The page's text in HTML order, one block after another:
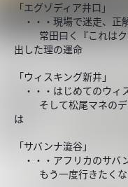
「エグゾディア井口」
・・・現場で迷走、正
常田曰く『これはク
出した理の運命
「ウィスキング新井」
・・・はじめてのウィ
そして松尾マネのデ
は
「サバンナ澁谷」
・・・アフリカのサバ
もう一度行きたくな